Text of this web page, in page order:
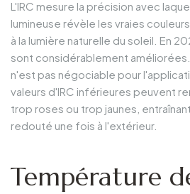
L'IRC mesure la précision avec
lumineuse révèle les vraies
à la lumière naturelle du soleil. En
sont considérablement améliorées.
n'est pas négociable pour
valeurs d'IRC inférieures peuvent
trop roses ou trop jaunes,
redouté une fois à l'extérieur.
Température